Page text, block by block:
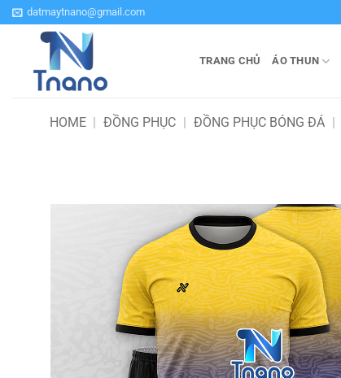
Bỏ
qua
datmaytnano@gmail.com
TRANG CHỦ ÁO THUN
HOME | ĐỒNG PHỤC | ĐỒNG PHỤC BÓNG ĐÁ |